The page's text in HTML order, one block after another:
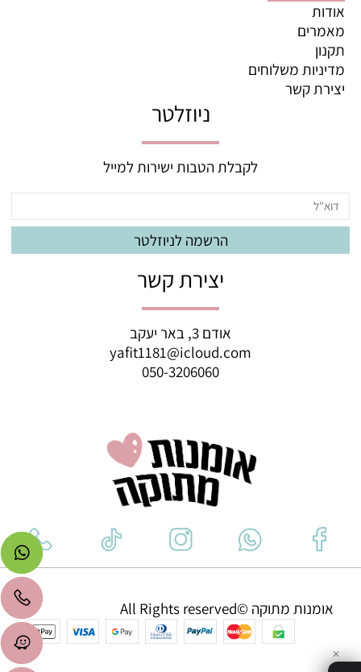
אודות
מאמרים
תקנון
מדיניות משלוחים
יצירת קשר
ניוזלטר
לקבלת הטבות ישירות למייל
יצירת קשר
אודם 3, באר יעקב
yafit1181@icloud.com
050-3206060
אומנות מתוקה ©All Rights reserved
✕